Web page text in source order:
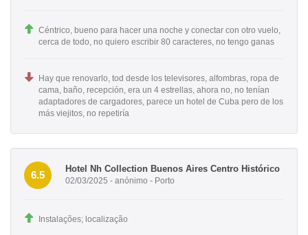
Céntrico, bueno para hacer una noche y conectar con otro vuelo,
cerca de todo, no quiero escribir 80 caracteres, no tengo ganas
Hay que renovarlo, tod desde los televisores, alfombras, ropa de
cama, baño, recepción, era un 4 estrellas, ahora no, no tenían
adaptadores de cargadores, parece un hotel de Cuba pero de los
más viejitos, no repetiría
6.5
Hotel Nh Collection Buenos Aires Centro Histórico
02/03/2025 - anónimo - Porto
Instalações; localização